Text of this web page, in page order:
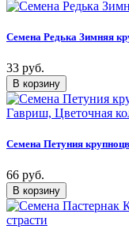
Семена Редька Зимняя
33 руб.
Семена Петуния
66 руб.